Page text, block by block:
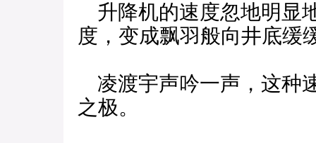
升降机的速度忽地明显
度，变成飘羽般向井底缓
凌渡宇声吟一声，这种
之极。